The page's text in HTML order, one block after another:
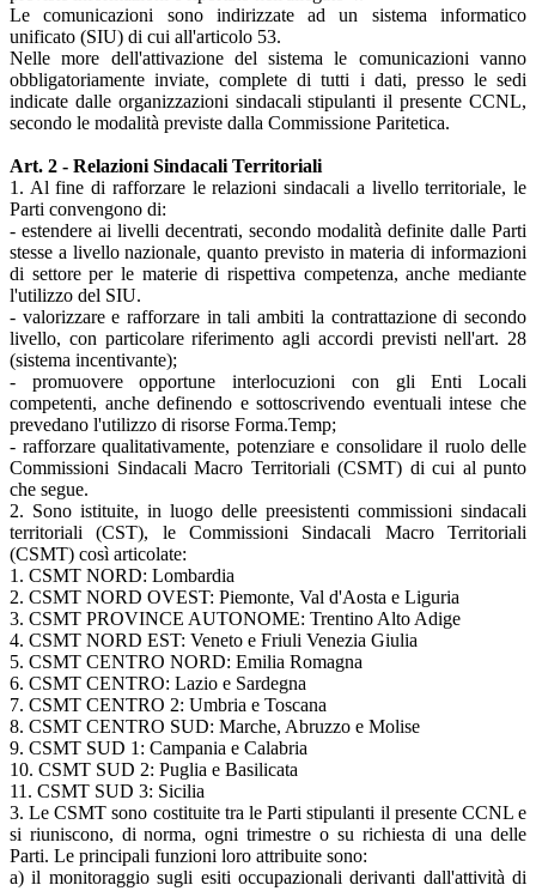
Le comunicazioni sono indirizzate ad un sistema informatico
unificato (SIU) di cui all'articolo 53.
Nelle more dell'attivazione del sistema le comunicazioni vanno
obbligatoriamente inviate, complete di tutti i dati, presso le sedi
indicate dalle organizzazioni sindacali stipulanti il presente CCNL,
secondo le modalità previste dalla Commissione Paritetica.
Art. 2 - Relazioni Sindacali Territoriali
1. Al fine di rafforzare le relazioni sindacali a livello territoriale, le
Parti convengono di:
- estendere ai livelli decentrati, secondo modalità definite dalle Parti
stesse a livello nazionale, quanto previsto in materia di informazioni
di settore per le materie di rispettiva competenza, anche mediante
l'utilizzo del SIU.
- valorizzare e rafforzare in tali ambiti la contrattazione di secondo
livello, con particolare riferimento agli accordi previsti nell'art. 28
(sistema incentivante);
- promuovere opportune interlocuzioni con gli Enti Locali
competenti, anche definendo e sottoscrivendo eventuali intese che
prevedano l'utilizzo di risorse Forma.Temp;
- rafforzare qualitativamente, potenziare e consolidare il ruolo delle
Commissioni Sindacali Macro Territoriali (CSMT) di cui al punto
che segue.
2. Sono istituite, in luogo delle preesistenti commissioni sindacali
territoriali (CST), le Commissioni Sindacali Macro Territoriali
(CSMT) così articolate:
1. CSMT NORD: Lombardia
2. CSMT NORD OVEST: Piemonte, Val d'Aosta e Liguria
3. CSMT PROVINCE AUTONOME: Trentino Alto Adige
4. CSMT NORD EST: Veneto e Friuli Venezia Giulia
5. CSMT CENTRO NORD: Emilia Romagna
6. CSMT CENTRO: Lazio e Sardegna
7. CSMT CENTRO 2: Umbria e Toscana
8. CSMT CENTRO SUD: Marche, Abruzzo e Molise
9. CSMT SUD 1: Campania e Calabria
10. CSMT SUD 2: Puglia e Basilicata
11. CSMT SUD 3: Sicilia
3. Le CSMT sono costituite tra le Parti stipulanti il presente CCNL e
si riuniscono, di norma, ogni trimestre o su richiesta di una delle
Parti. Le principali funzioni loro attribuite sono:
a) il monitoraggio sugli esiti occupazionali derivanti dall'attività di